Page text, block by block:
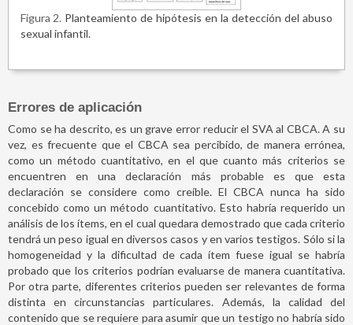
Figura 2 Planteamiento de hipótesis en la detección del abuso
sexual infantil.
Errores de aplicación
Como se ha descrito, es un grave error reducir el SVA al CBCA. A su
vez, es frecuente que el CBCA sea percibido, de manera errónea,
como un método cuantitativo, en el que cuanto más criterios se
encuentren en una declaración más probable es que esta
declaración se considere como creíble. El CBCA nunca ha sido
concebido como un método cuantitativo. Esto habría requerido un
análisis de los ítems, en el cual quedara demostrado que cada criterio
tendrá un peso igual en diversos casos y en varios testigos. Sólo si la
homogeneidad y la dificultad de cada ítem fuese igual se habría
probado que los criterios podrían evaluarse de manera cuantitativa.
Por otra parte, diferentes criterios pueden ser relevantes de forma
distinta en circunstancias particulares. Además, la calidad del
contenido que se requiere para asumir que un testigo no habría sido